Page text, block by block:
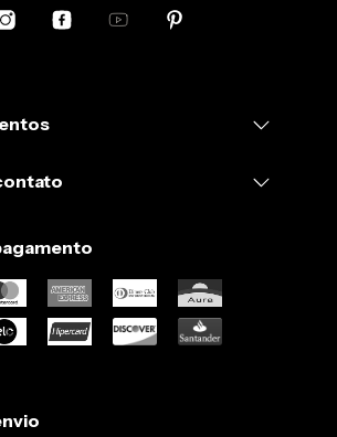
acordo com o lote do tecido. Portanto se
separadas (pra fazer conjunto), pode ser